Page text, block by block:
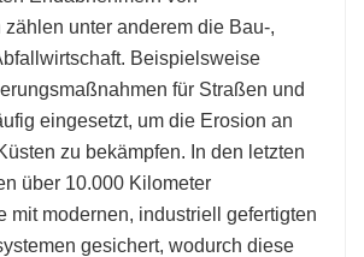
zählen unter anderem die Bau-,
Beispielsweise
für Straßen und
eingesetzt, um die Erosion an
zu bekämpfen. In den letzten
über 10.000 Kilometer
mit modernen, industriell gefertigten
gesichert, wodurch diese